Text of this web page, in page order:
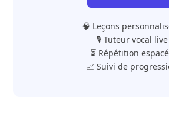
🧠 Leçons
🎙️ Tuteur vocal live
⏳ Répétition
📈 Suivi de